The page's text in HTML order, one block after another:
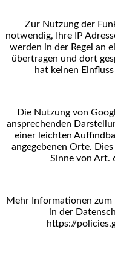
Zur Nutzung der
notwendig, Ihre IP
werden in der Regel an
übertragen und dort
hat keinen
Die Nutzung von
ansprechenden
einer leichten
angegebenen Orte.
Sinne von Art.
Mehr Informationen zum
in der
https://